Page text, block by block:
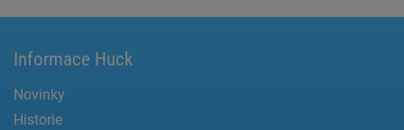
Informace Huck
Novinky
Historie